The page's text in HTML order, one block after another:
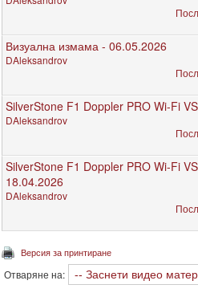
Визуална измама - 06.05.2026
DAleksandrov
SilverStone F1 Doppler PRO Wi-Fi
DAleksandrov
SilverStone F1 Doppler PRO Wi-Fi
18.04.2026
DAleksandrov
Версия за принтиране
Отваряне на: